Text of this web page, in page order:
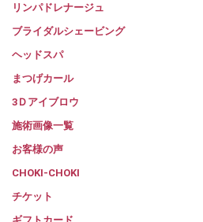
リンパドレナージュ
ブライダルシェービング
ヘッドスパ
まつげカール
3Ｄアイブロウ
施術画像一覧
お客様の声
CHOKI-CHOKI
チケット